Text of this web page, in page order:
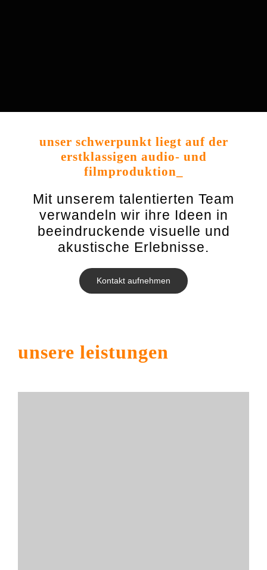
unser schwerpunkt liegt auf der
erstklassigen audio- und
filmproduktion
Mit unserem talentierten Team
verwandeln wir ihre Ideen in
beeindruckende visuelle und
akustische Erlebnisse.
Kontakt aufnehmen
unsere leistungen